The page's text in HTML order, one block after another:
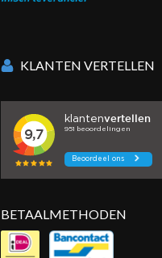
KLANTEN VERTELLEN
BETAALMETHODEN